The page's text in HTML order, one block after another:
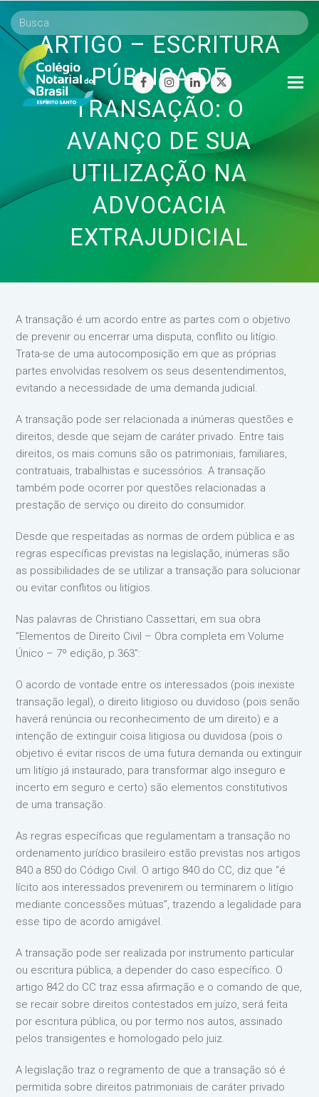
facebookinstagram
linkedintwitter
ARTIGO – ESCRITURA
PÚBLICA DE
TRANSAÇÃO: O
AVANÇO DE SUA
UTILIZAÇÃO NA
ADVOCACIA
EXTRAJUDICIAL
A transação é um acordo entre as partes com o objetivo
de prevenir ou encerrar uma disputa, conflito ou litígio.
Trata-se de uma autocomposição em que as próprias
partes envolvidas resolvem os seus desentendimentos,
evitando a necessidade de uma demanda judicial.
A transação pode ser relacionada a inúmeras questões e
direitos, desde que sejam de caráter privado. Entre tais
direitos, os mais comuns são os patrimoniais, familiares,
contratuais, trabalhistas e sucessórios. A transação
também pode ocorrer por questões relacionadas a
prestação de serviço ou direito do consumidor.
Desde que respeitadas as normas de ordem pública e as
regras específicas previstas na legislação, inúmeras são
as possibilidades de se utilizar a transação para solucionar
ou evitar conflitos ou litígios.
Nas palavras de Christiano Cassettari, em sua obra
“Elementos de Direito Civil – Obra completa em Volume
Único – 7º edição, p.363”:
O acordo de vontade entre os interessados (pois inexiste
transação legal), o direito litigioso ou duvidoso (pois senão
haverá renúncia ou reconhecimento de um direito) e a
intenção de extinguir coisa litigiosa ou duvidosa (pois o
objetivo é evitar riscos de uma futura demanda ou extinguir
um litígio já instaurado, para transformar algo inseguro e
incerto em seguro e certo) são elementos constitutivos
de uma transação.
As regras específicas que regulamentam a transação no
ordenamento jurídico brasileiro estão previstas nos artigos
840 a 850 do Código Civil. O artigo 840 do CC, diz que “é
lícito aos interessados prevenirem ou terminarem o litígio
mediante concessões mútuas”, trazendo a legalidade para
esse tipo de acordo amigável.
A transação pode ser realizada por instrumento particular
ou escritura pública, a depender do caso específico. O
artigo 842 do CC traz essa afirmação e o comando de que,
se recair sobre direitos contestados em juízo, será feita
por escritura pública, ou por termo nos autos, assinado
pelos transigentes e homologado pelo juiz.
A legislação traz o regramento de que a transação só é
permitida sobre direitos patrimoniais de caráter privado